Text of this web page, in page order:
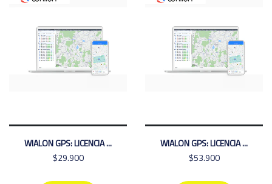
WIALON GPS: LICENCIA ...
$29.900
WIALON GPS: LICENCIA ...
$53.900